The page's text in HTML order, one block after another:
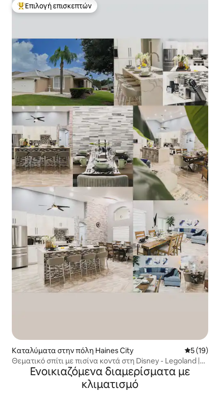
Κορυφαία επιλογή επισκεπτών
Επιλογή επισκεπτών
Καταλύματα στην πόλη Haines City Μέση
5 (19)
Θεματικό σπίτι με πισίνα κοντά στη Disney - Legoland |
Golf Resort
Ενοικιαζόμενα διαμερίσματα με
κλιματισμό